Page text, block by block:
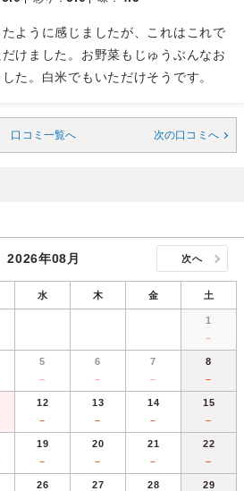
ように感じましたが、これはこれで
けました。お野菜もじゅうぶんなお
た。白米でもいただけそうです。
口コミ一覧へ 次の口コミへ
2026年08月 次へ
水 木 金 土
1
－
5
－
6
－
7
－
8
－
12
－
13
－
14
－
15
－
19
－
20
－
21
－
22
－
26 27 28 29